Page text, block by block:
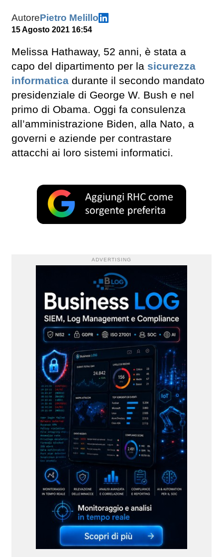
AutorePietro Melillo
15 Agosto 2021 16:54
Melissa Hathaway, 52 anni, è stata a
capo del dipartimento per la sicurezza
informatica durante il secondo mandato
presidenziale di George W. Bush e nel
primo di Obama. Oggi fa consulenza
all’amministrazione Biden, alla Nato, a
governi e aziende per contrastare
attacchi ai loro sistemi informatici.
ADVERTISING